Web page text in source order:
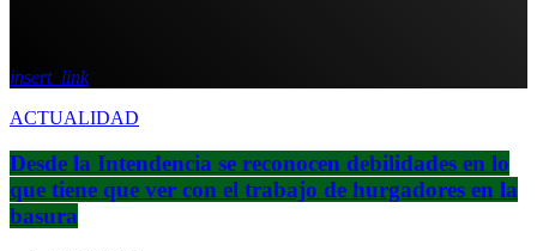
insert_link
ACTUALIDAD
Desde la Intendencia se reconocen debilidades en lo
que tiene que ver con el trabajo de hurgadores en la
basura